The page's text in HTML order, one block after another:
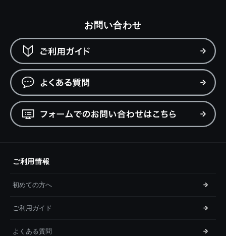
お問い合わせ
ご利用情報
初めての方へ
ご利用ガイド
よくある質問